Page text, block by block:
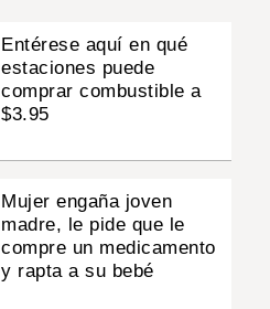
Entérese aquí en qué
estaciones puede
comprar combustible a
$3.95
Mujer engaña joven
madre, le pide que le
compre un medicamento
y rapta a su bebé